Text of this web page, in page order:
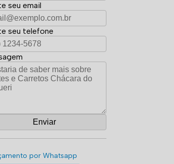
seu email
seu telefone
por Whatsapp